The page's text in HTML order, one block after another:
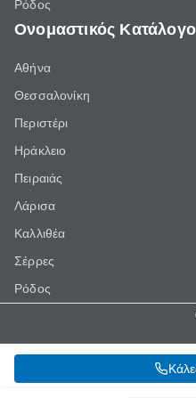
Ρόδος
Ονομαστικός
Αθήνα
Θεσσαλονίκη
Περιστέρι
Ηράκλειο
Πειραιάς
Λάρισα
Καλλιθέα
Σέρρες
Ρόδος